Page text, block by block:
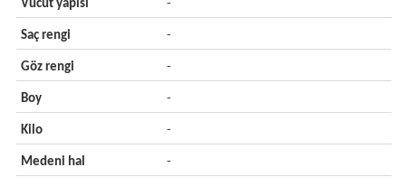
Vücut yapısı -
Saç rengi -
Göz rengi -
Boy -
Kilo -
Medeni hal -